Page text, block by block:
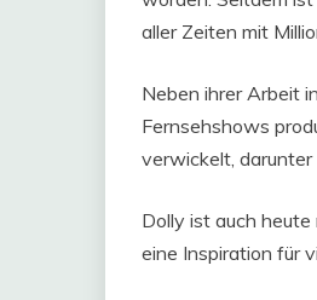
aller Zeiten mit
Neben ihrer Arbeit
Fernsehshows
verwickelt, darunter
Dolly ist auch
eine Inspiration für